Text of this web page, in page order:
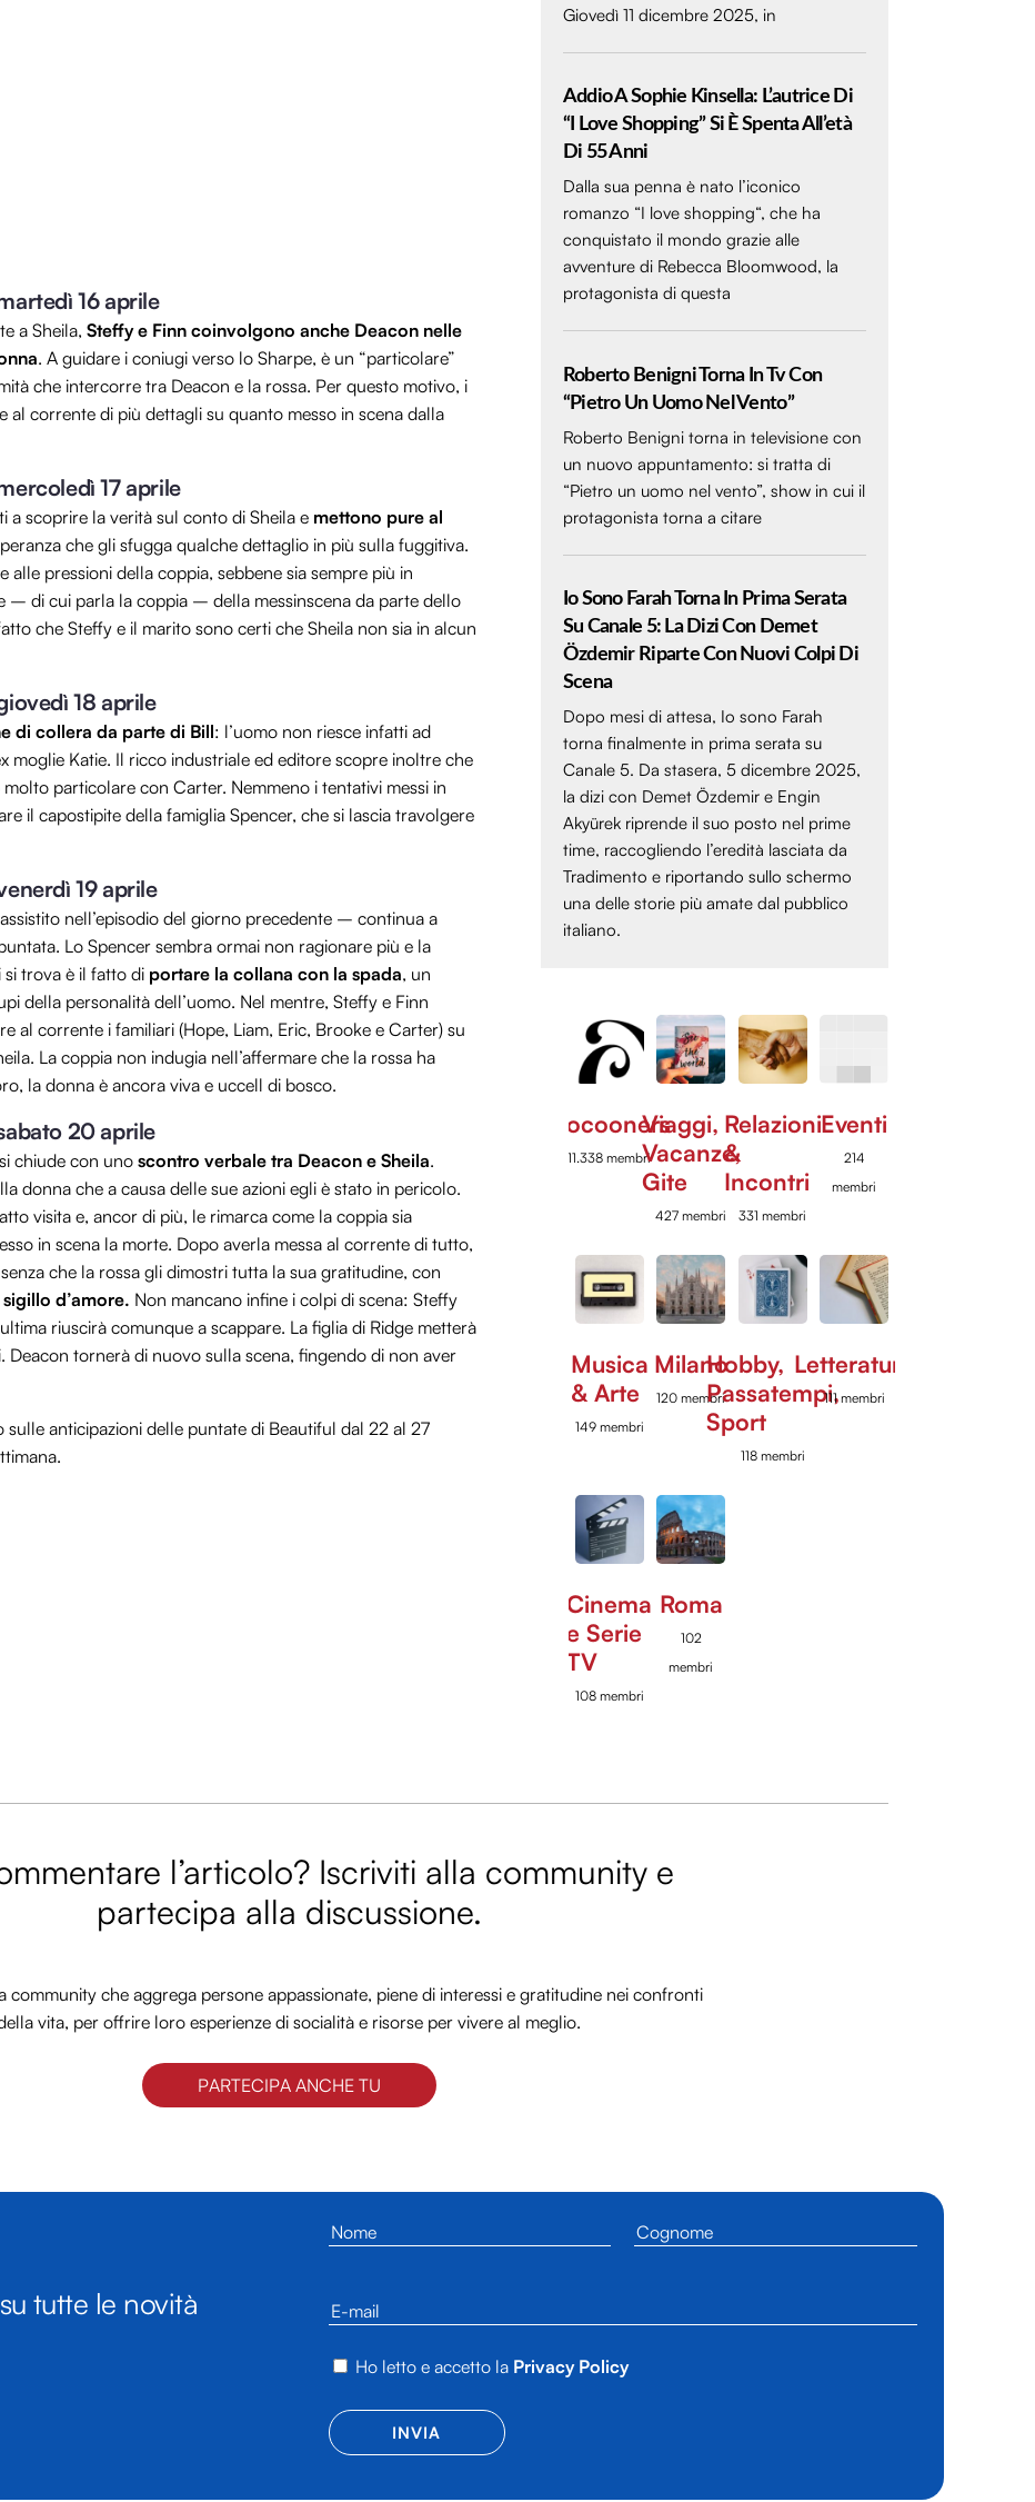
16 aprile
a Sheila, Steffy e Finn coinvolgono anche Deacon nelle
. A guidare i coniugi verso lo Sharpe, è un “particolare”
che intercorre tra Deacon e la rossa. Per questo motivo, i
al corrente di più dettagli su quanto messo in scena dalla
17 aprile
a scoprire la verità sul conto di Sheila e mettono pure al
che gli sfugga qualche dettaglio in più sulla fuggitiva.
alle pressioni della coppia, sebbene sia sempre più in
– di cui parla la coppia – della messinscena da parte dello
che Steffy e il marito sono certi che Sheila non sia in alcun
18 aprile
di collera da parte di Bill: l’uomo non riesce infatti ad
moglie Katie. Il ricco industriale ed editore scopre inoltre che
particolare con Carter. Nemmeno i tentativi messi in
il capostipite della famiglia Spencer, che si lascia travolgere
19 aprile
nell’episodio del giorno precedente – continua a
Lo Spencer sembra ormai non ragionare più e la
trova è il fatto di portare la collana con la spada, un
della personalità dell’uomo. Nel mentre, Steffy e Finn
al corrente i familiari (Hope, Liam, Eric, Brooke e Carter) su
La coppia non indugia nell’affermare che la rossa ha
la donna è ancora viva e uccell di bosco.
20 aprile
chiude con uno scontro verbale tra Deacon e Sheila.
donna che a causa delle sue azioni egli è stato in pericolo.
visita e, ancor di più, le rimarca come la coppia sia
in scena la morte. Dopo averla messa al corrente di tutto,
che la rossa gli dimostri tutta la sua gratitudine, con
d’amore. Non mancano infine i colpi di scena: Steffy
riuscirà comunque a scappare. La figlia di Ridge metterà
tornerà di nuovo sulla scena, fingendo di non aver
anticipazioni delle puntate di Beautiful dal 22 al 27
Giovedì 11 dicembre 2025, in
Addio A Sophie Kinsella: L’autrice Di
“I Love Shopping” Si È Spenta All’età
Di 55 Anni
Dalla sua penna è nato l’iconico
romanzo “I love shopping“, che ha
conquistato il mondo grazie alle
avventure di Rebecca Bloomwood, la
protagonista di questa
Roberto Benigni Torna In Tv Con
“Pietro Un Uomo Nel Vento”
Roberto Benigni torna in televisione con
un nuovo appuntamento: si tratta di
“Pietro un uomo nel vento”, show in cui il
protagonista torna a citare
Io Sono Farah Torna In Prima Serata
Su Canale 5: La Dizi Con Demet
Özdemir Riparte Con Nuovi Colpi Di
Scena
Dopo mesi di attesa, Io sono Farah
torna finalmente in prima serata su
Canale 5. Da stasera, 5 dicembre 2025,
la dizi con Demet Özdemir e Engin
Akyürek riprende il suo posto nel prime
time, raccogliendo l’eredità lasciata da
Tradimento e riportando sullo schermo
una delle storie più amate dal pubblico
italiano.
Cocooners
11.338 membri
Viaggi,
Vacanze,
Gite
427 membri
Relazioni
&
Incontri
331 membri
Eventi
214
membri
Musica
& Arte
149 membri
Milano
120 membri
Hobby,
Passatempi,
Sport
118 membri
Letteratura
111 membri
Cinema
e Serie
TV
108 membri
Roma
102
membri
l’articolo? Iscriviti alla community e
partecipa alla discussione.
community che aggrega persone appassionate, piene di interessi e gratitudine nei confronti
vita, per offrire loro esperienze di socialità e risorse per vivere al meglio.
PARTECIPA ANCHE TU
tutte le novità
Ho letto e accetto la Privacy Policy